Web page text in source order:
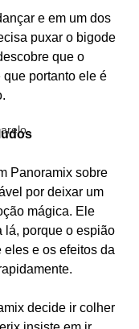
e em um dos
puxar o bigode
que o
portanto ele é
Panoramix sobre
por deixar um
mágica. Ele
lá, porque o espião
e os efeitos da
decide ir colher